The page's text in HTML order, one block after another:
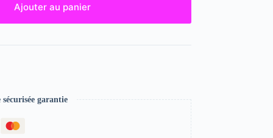
Ajouter au panier
garantie